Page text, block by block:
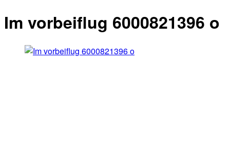
Im vorbeiflug 6000821396 o